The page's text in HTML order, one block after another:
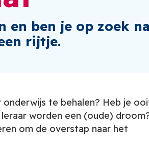
ben je op zoek
rijtje.
te behalen? Heb je
worden een (oude)
om de overstap naar het